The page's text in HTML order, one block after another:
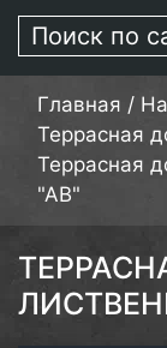
Главная /
Террасная
Террасная
"АВ"